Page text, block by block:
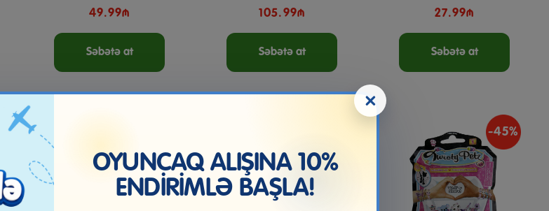
49.99₼
Səbətə at
105.99₼
Səbətə at
27.99₼
Səbətə at
-45%
×
OYUNCAQ ALIŞINA 10%
ENDİRİMLƏ BAŞLA!